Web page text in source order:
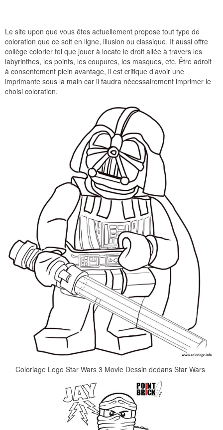
Le site upon que vous êtes actuellement propose tout type de
coloration que ce soit en ligne, illusion ou classique. It aussi offre
collège colorier tel que jouer à locate le droit allée à travers les
labyrinthes, les points, les coupures, les masques, etc. Être adroit
à consentement plein avantage, il est critique d’avoir une
imprimante sous la main car il faudra nécessairement imprimer le
choisi coloration.
Coloriage Lego Star Wars 3 Movie Dessin dedans Star Wars